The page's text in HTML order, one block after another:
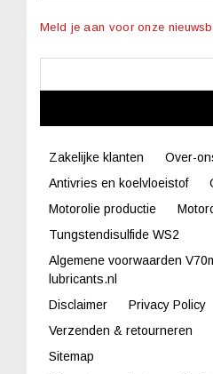
Meld je aan voor onze
Zakelijke klanten Over-
Antivries en koelvloeistof
Motorolie productie
Tungstendisulfide WS2
Algemene voorwaarden
lubricants.nl
Disclaimer
Privacy Policy
Verzenden & retourneren
Sitemap